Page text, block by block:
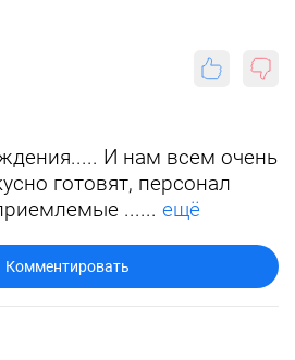
И нам всем очень
готовят, персонал
...... ещё
Комментировать